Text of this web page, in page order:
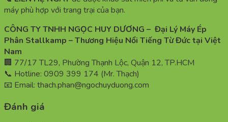
máy phù hợp với trang trại của bạn.
CÔNG TY TNHH NGỌC HUY DƯƠNG – Đại Lý Máy Ép
Phân Stallkamp – Thương Hiệu Nổi Tiếng Từ Đức tại Việt
Nam
🏢 77/17 TL29, Phường Thạnh Lộc, Quận 12, TP.HCM
📞 Hotline: 0909 399 174 (Mr. Thạch)
📧 Email: thach.phan@ngochuyduong.com
Đánh giá